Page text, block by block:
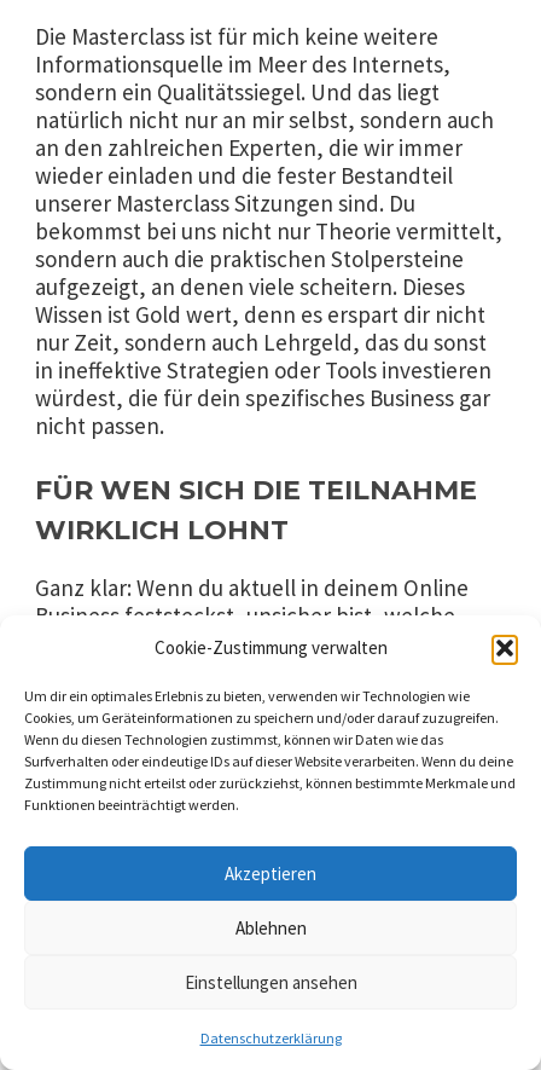
Cookie-Zustimmung verwalten
Um dir ein optimales Erlebnis zu bieten, verwenden wir Technologien wie
Cookies, um Geräteinformationen zu speichern und/oder darauf zuzugreifen.
Wenn du diesen Technologien zustimmst, können wir Daten wie das
Surfverhalten oder eindeutige IDs auf dieser Website verarbeiten. Wenn du deine
Zustimmung nicht erteilst oder zurückziehst, können bestimmte Merkmale und
Funktionen beeinträchtigt werden.
Akzeptieren
Ablehnen
Einstellungen ansehen
Datenschutzerklärung
Die Masterclass ist für mich keine weitere
Informationsquelle im Meer des Internets,
sondern ein Qualitätssiegel. Und das liegt
natürlich nicht nur an mir selbst, sondern auch
an den zahlreichen Experten, die wir immer
wieder einladen und die fester Bestandteil
unserer Masterclass Sitzungen sind. Du
bekommst bei uns nicht nur Theorie vermittelt,
sondern auch die praktischen Stolpersteine
aufgezeigt, an denen viele scheitern. Dieses
Wissen ist Gold wert, denn es erspart dir nicht
nur Zeit, sondern auch Lehrgeld, das du sonst
in ineffektive Strategien oder Tools investieren
würdest, die für dein spezifisches Business gar
nicht passen.
FÜR WEN SICH DIE TEILNAHME
WIRKLICH LOHNT
Ganz klar: Wenn du aktuell in deinem Online
Business feststeckst, unsicher bist, welche
nächsten Schritte du gehen sollst, oder
aktuelle
Strategien suchst, dann ist die Wolf Masterclass
eine Investition, die sich auszahlen kann. Sie ist
besonders wertvoll für Solopreneure, kleine
Agenturen oder etablierte Unternehmen, die
ihre Online-Strategien optimieren wollen, aber
Unternehmensberatung ausgeben möchten.
Auch wenn du am Anfang stehst und eine solide
Basis aufbauen willst, ohne dich von Anfang an
du hier wertvolle Orientierung.
Wenn du hingegen jemanden suchst, der dir